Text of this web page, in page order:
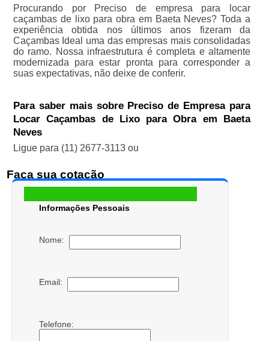
Procurando por Preciso de empresa para locar
caçambas de lixo para obra em Baeta Neves? Toda a
experiência obtida nos últimos anos fizeram da
Caçambas Ideal uma das empresas mais consolidadas
do ramo. Nossa infraestrutura é completa e altamente
modernizada para estar pronta para corresponder a
suas expectativas, não deixe de conferir.
Para saber mais sobre Preciso de Empresa para
Locar Caçambas de Lixo para Obra em Baeta
Neves
Ligue para (11) 2677-3113ou
Faça sua cotação
Informações Pessoais
Nome:
Email:
Telefone: